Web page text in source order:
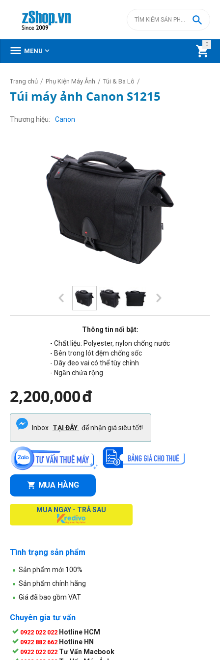
0


 MENU 
Trang chủ / Phụ Kiện Máy Ảnh / Túi & Ba Lô /
Túi máy ảnh Canon S1215
Thương hiệu Canon
Thông tin nổi bật:
- Chất liệu: Polyester, nylon chống nước
- Bên trong lót đệm chống sốc
- Dây đeo vai có thể tùy chỉnh
- Ngăn chứa rộng
2,200,000đ
Inbox TẠI ĐÂY để nhận giá siêu tốt!
MUA HÀNG
MUA NGAY - TRẢ SAU
Tình trạng sản phẩm
Sản phẩm mới 100%
Sản phẩm chính hãng
Giá đã bao gồm VAT
Chuyên gia tư vấn
0922 022 022 Hotline HCM
0922 882 662 Hotline HN
0922 022 022 Tư Vấn Macbook